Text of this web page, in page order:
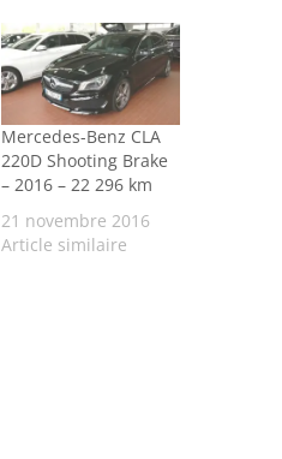
Mercedes-Benz CLA
220D Shooting Brake
– 2016 – 22 296 km
21 novembre 2016
Article similaire